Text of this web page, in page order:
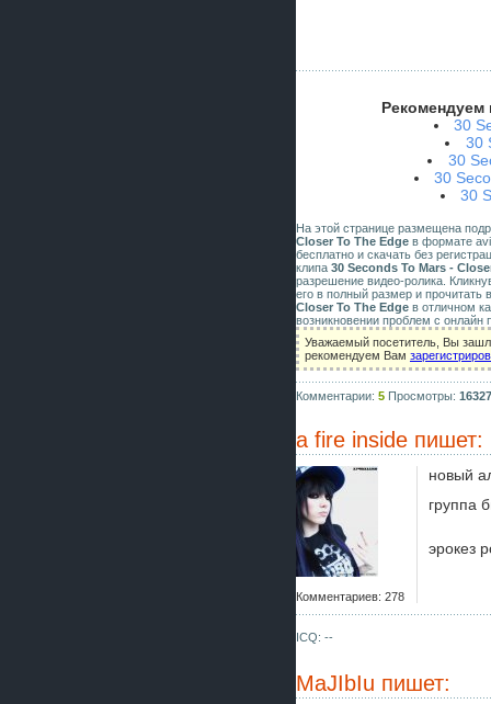
Рекомендуем
30
30
30
30
30
На этой странице размещена
Closer To The Edge в формате
бесплатно и скачать без
клипа 30 Seconds To Mars -
разрешение видео-ролика.
его в полный размер и прочитать
Closer To The Edge в отличном
возникновении проблем с
Уважаемый посетитель, Вы
рекомендуем Вам
Комментарии: 5 Просмотры: 16327
a fire inside пишет:
Комментариев: 278
новый
группа
эрокез
ICQ: --
MaJIbIu пишет: